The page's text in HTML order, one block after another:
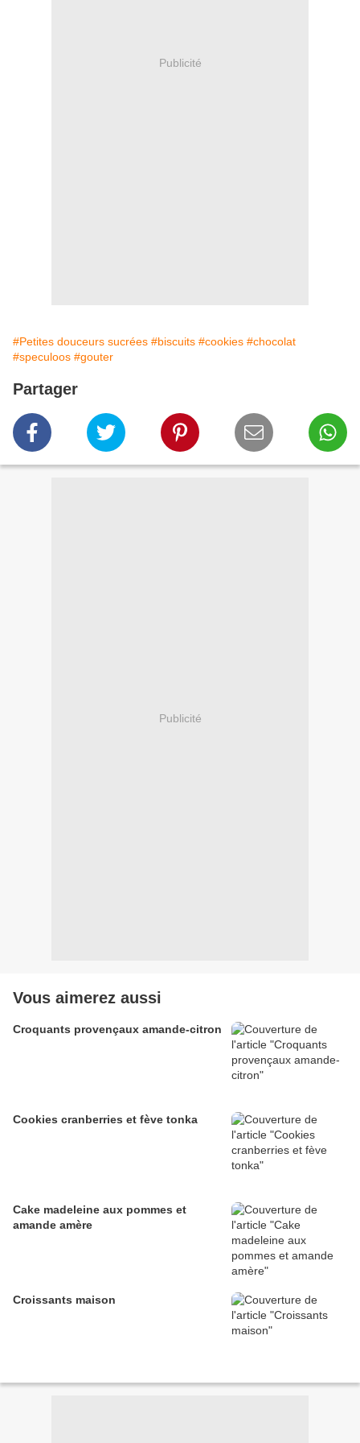
Publicité
#Petites douceurs sucrées #biscuits #cookies #chocolat
#speculoos #gouter
Partager
Publicité
Vous aimerez aussi
Croquants provençaux amande-citron
Cookies cranberries et fève tonka
Cake madeleine aux pommes et
amande amère
Croissants maison